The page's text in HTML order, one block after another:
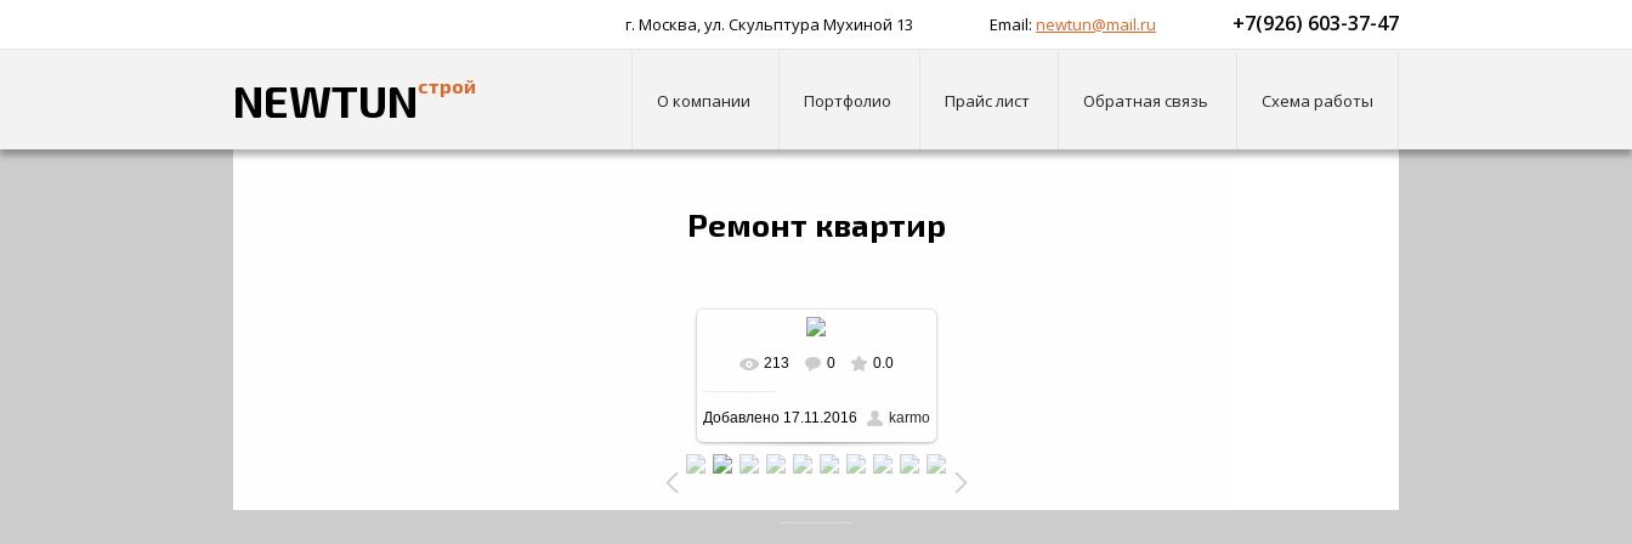
г. Москва, ул. Скульптура Мухиной 13 Email: newtun@mail.ru +7(926) 603-37-47
NEWTUNстрой
О компании Портфолио Прайс лист Обратная связь Схема работы
Главная»Фотоальбом»КВАРТИРЫ» Ремонт квартир
Ремонт квартир
В реальном размере
1024x768/ 587.6Kb
213 0 0.0
Добавлено17.11.2016 karmo